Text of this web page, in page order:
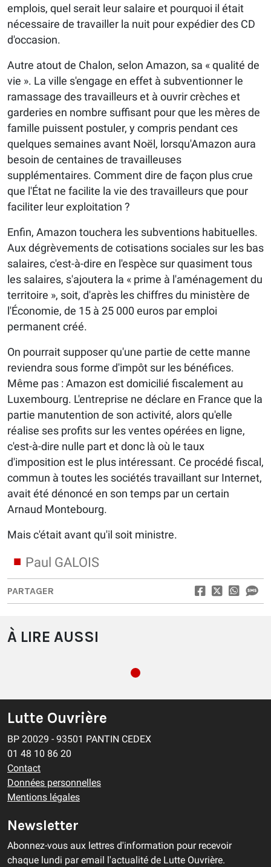
emplois, quel serait leur salaire et pourquoi il était
nécessaire de travailler la nuit pour expédier des CD
d'occasion.
Autre atout de Chalon, selon Amazon, sa « qualité de
vie ». La ville s'engage en effet à subventionner le
ramassage des travailleurs et à ouvrir crèches et
garderies en nombre suffisant pour que les mères de
famille puissent postuler, y compris pendant ces
quelques semaines avant Noël, lorsqu'Amazon aura
besoin de centaines de travailleuses
supplémentaires. Comment dire de façon plus crue
que l'État ne facilite la vie des travailleurs que pour
faciliter leur exploitation ?
Enfin, Amazon touchera les subventions habituelles.
Aux dégrèvements de cotisations sociales sur les bas
salaires, c'est-à-dire en l'espèce sur quasiment tous
les salaires, s'ajoutera la « prime à l'aménagement du
territoire », soit, d'après les chiffres du ministère de
l'Économie, de 15 à 25 000 euros par emploi
permanent créé.
On pourrait supposer qu'une partie de cette manne
reviendra sous forme d'impôt sur les bénéfices.
Même pas : Amazon est domicilié fiscalement au
Luxembourg. L'entreprise ne déclare en France que la
partie manutention de son activité, alors qu'elle
réalise ses profits sur les ventes opérées en ligne,
c'est-à-dire nulle part et donc là où le taux
d'imposition est le plus intéressant. Ce procédé fiscal,
commun à toutes les sociétés travaillant sur Internet,
avait été dénoncé en son temps par un certain
Arnaud Montebourg.
Mais c'était avant qu'il soit ministre.
Paul GALOIS
PARTAGER
À LIRE AUSSI
Lutte Ouvrière
BP 20029 - 93501 PANTIN CEDEX
01 48 10 86 20
Contact
Données personnelles
Mentions légales
Newsletter
Abonnez-vous aux lettres d'information pour recevoir
chaque lundi par email l'actualité de Lutte Ouvrière.